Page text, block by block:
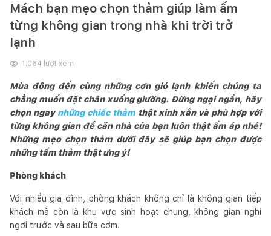
Mách bạn mẹo chọn thảm giúp làm ấm
từng không gian trong nhà khi trời trở
lạnh
1.064 lượt xem
Mùa đông đến cùng những cơn gió lạnh khiến chúng ta
chẳng muốn đặt chân xuống giường. Đừng ngại ngần, hãy
chọn ngay những chiếc thảm thật xinh xắn và phù hợp với
từng không gian để căn nhà của bạn luôn thật ấm áp nhé!
Những mẹo chọn thảm dưới đây sẽ giúp bạn chọn được
những tấm thảm thật ưng ý!
Phòng khách
Với nhiều gia đình, phòng khách không chỉ là không gian tiếp
khách mà còn là khu vực sinh hoạt chung, không gian nghỉ
ngơi trước và sau bữa cơm.